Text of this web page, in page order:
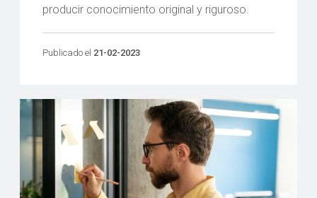
producir conocimiento original y riguroso.
Publicado el 21-02-2023